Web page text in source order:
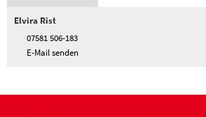
Elvira Rist
07581 506-183
E-Mail senden